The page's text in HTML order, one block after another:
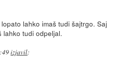
lahko imaš tudi šajtrgo. Saj
lahko tudi odpeljal.
izjavil: